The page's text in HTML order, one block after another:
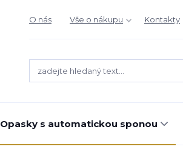
O nás Vše o nákupu Kontakty
Opasky s automatickou sponou